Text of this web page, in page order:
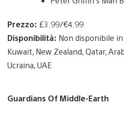
Prezzo: £3.99/€4.99
Disponibilità: Non disponibile in
Kuwait, New Zealand, Qatar,
Ucraina, UAE
Guardians Of Middle-Earth